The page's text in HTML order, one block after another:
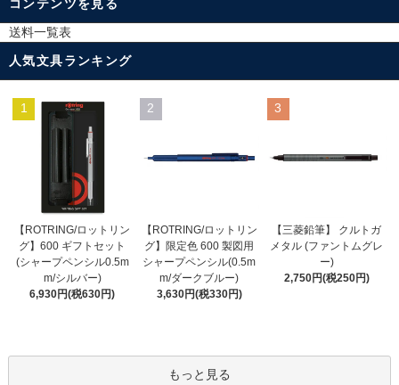
コンテンツを見る
送料一覧表
人気文具ランキング
1
【ROTRING/ロットリン
グ】600 ギフトセット
(シャープペンシル0.5m
m/シルバー)
6,930円(税630円)
2
【ROTRING/ロットリン
グ】限定色 600 製図用
シャープペンシル(0.5m
m/ダークブルー)
3,630円(税330円)
3
【三菱鉛筆】 クルトガ
メタル (ファントムグレ
ー)
2,750円(税250円)
もっと見る